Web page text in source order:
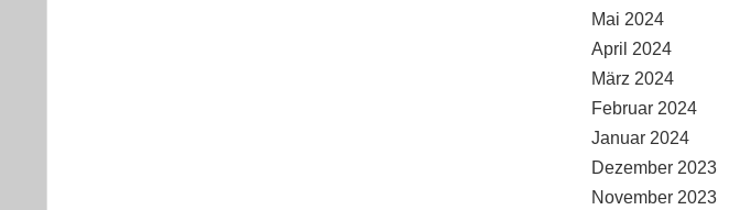
Mai 2024
April 2024
März 2024
Februar 2024
Januar 2024
Dezember 2023
November 2023